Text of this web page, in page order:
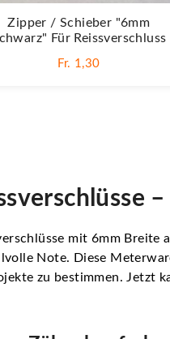
Zipper / Schieber "6mm
Für Reissverschluss
Fr. 1,30
mit 6mm
Note. Diese
zu bestimmen. Jetzt